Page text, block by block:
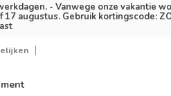
- Vanwege onze vakantie
17 augustus. Gebruik kortingscode: